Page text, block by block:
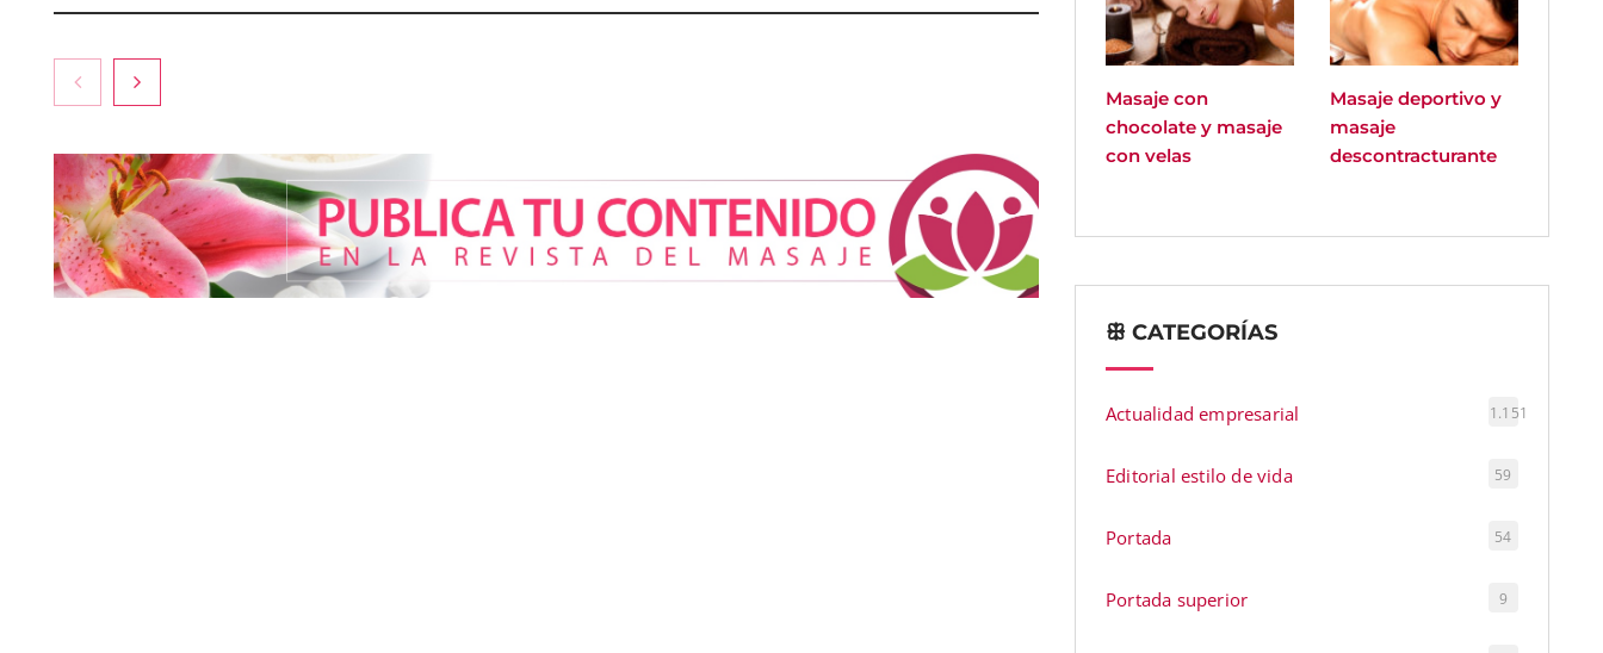
La luz roja, el nuevo aftersun,
actúa en la recuperación de la
mejor sin cambiar sus rasgos,
según la Clínica Mética
Cistitis en verano: hidratación,
higiene y evitar la humedad
Masaje con
chocolate y masaje
con velas
Masaje deportivo y
masaje
descontracturante
ꕥ CATEGORÍAS
Actualidad empresarial 1.151
Editorial estilo de vida 59
Portada 54
Portada superior 9